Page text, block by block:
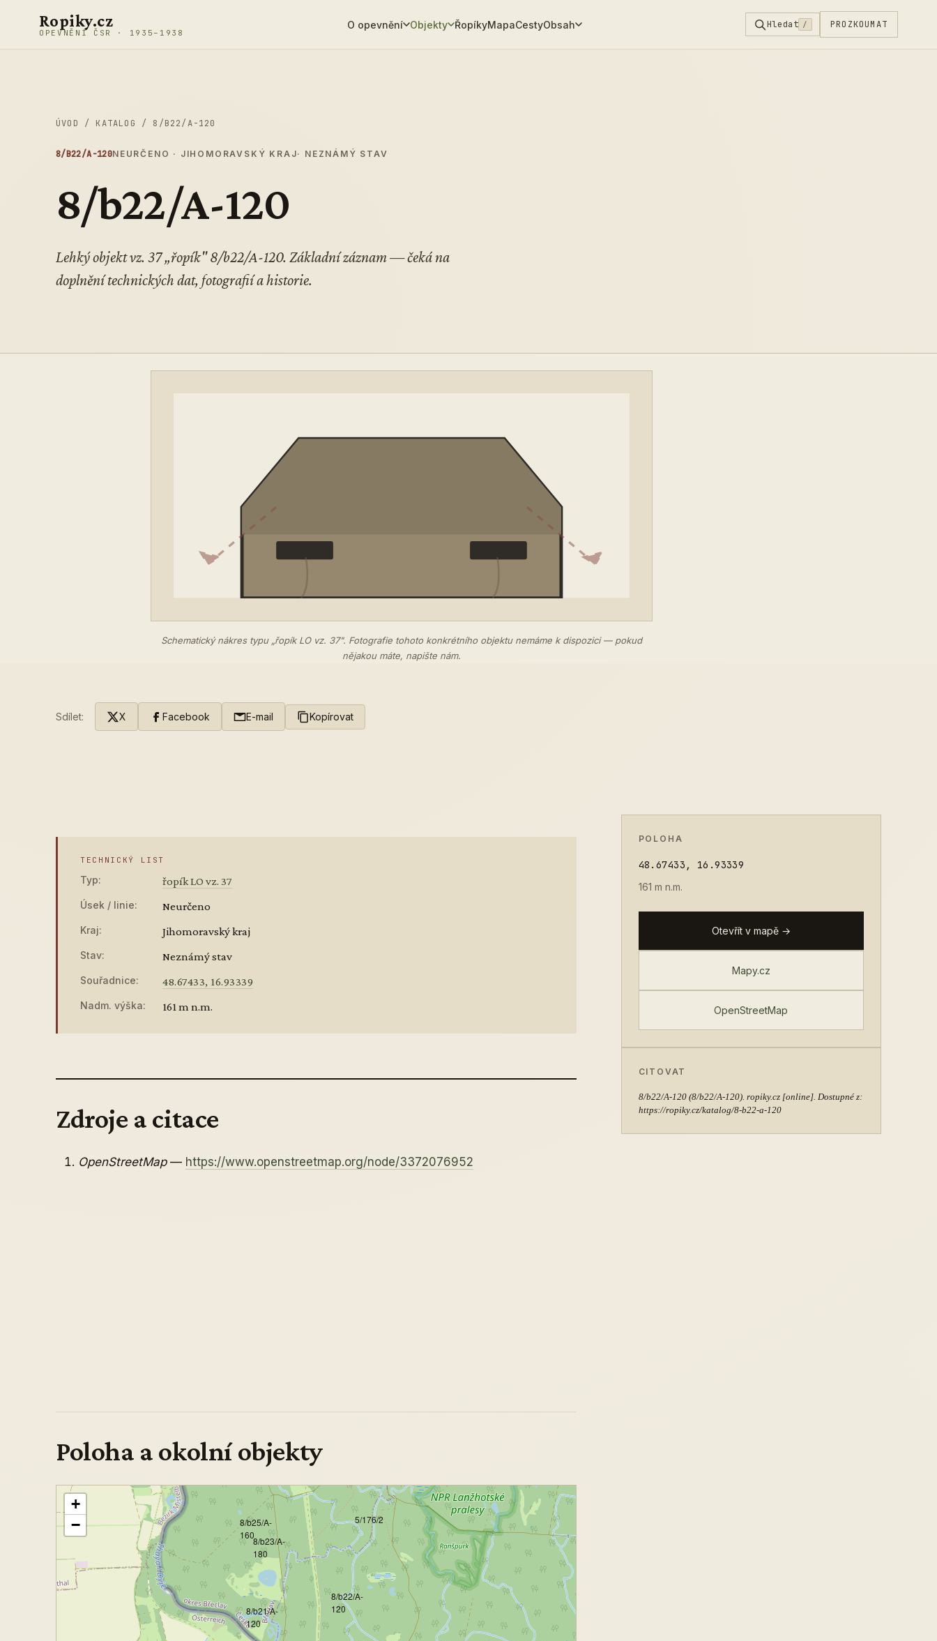
Ropiky.cz
OPEVNĚNÍ ČSR · 1935–1938
O opevnění Objekty ŘopíkyMapaCestyObsah Hledat / PROZKOUMAT
ÚVOD / KATALOG / 8/B22/A-120
8/B22/A-120NEURČENO · JIHOMORAVSKÝ KRAJ· NEZNÁMÝ STAV
8/b22/A-120
Lehký objekt vz. 37 „řopík" 8/b22/A-120. Základní záznam — čeká na
doplnění technických dat, fotografií a historie.
Schematický nákres typu „řopík LO vz. 37". Fotografie tohoto konkrétního objektu nemáme k dispozici — pokud
nějakou máte, napište nám.
Sdílet: X Facebook E-mail Kopírovat
TECHNICKÝ LIST
Typ: řopík LO vz. 37
Úsek / linie: Neurčeno
Kraj: Jihomoravský kraj
Stav: Neznámý stav
Souřadnice: 48.67433, 16.93339
Nadm. výška: 161 m n.m.
Zdroje a citace
OpenStreetMap— https://www.openstreetmap.org/node/3372076952
Poloha a okolní objekty
8/b22/A-
120
5/176/2
8/b21/A-
120
8/b23/A-
180
8/b25/A-
160
+
−
POLOHA
48.67433, 16.93339
161 m n.m.
Otevřít v mapě →
Mapy.cz
OpenStreetMap
CITOVAT
8/b22/A-120(8/b22/A-120). ropiky.cz [online]. Dostupné z:
https://ropiky.cz/katalog/8-b22-a-120